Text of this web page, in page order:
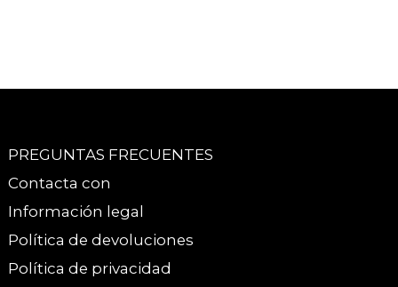
PREGUNTAS FRECUENTES
Contacta con
Información legal
Política de devoluciones
Política de privacidad